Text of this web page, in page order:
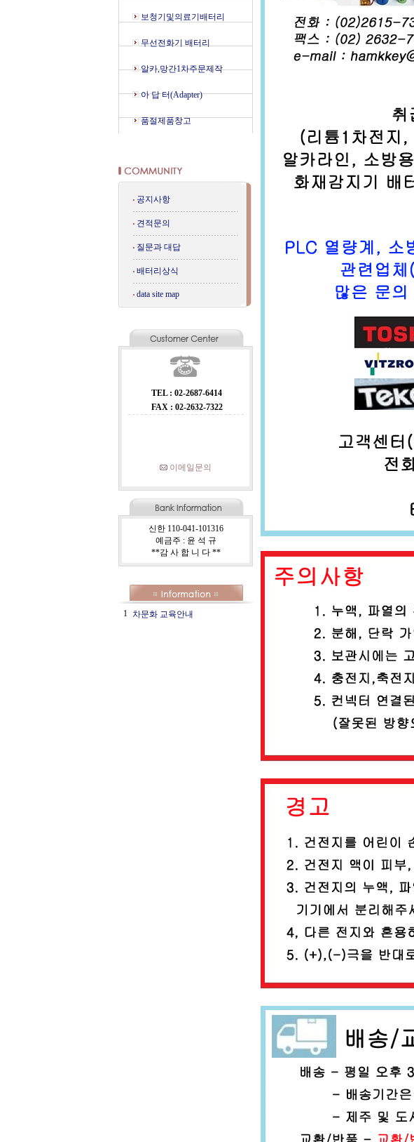
보청기및의료기배터리
무선전화기 배터리
알카,망간1차주문제작
아 답 터(Adapter)
품절제품창고
공지사항
견적문의
질문과 대답
배터리상식
data site map
TEL : 02-2687-6414
FAX : 02-2632-7322
이메일문의
신한 110-041-101316
예금주 : 윤 석 규
**감 사 합 니 다 **
1 차문화 교육안내